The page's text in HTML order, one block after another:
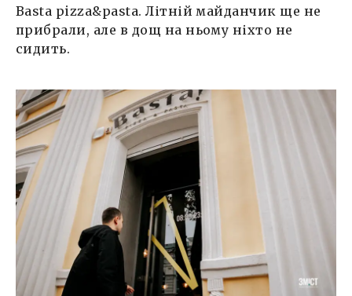
Basta pizza&pasta. Літній майданчик ще не
прибрали, але в дощ на ньому ніхто не
сидить.